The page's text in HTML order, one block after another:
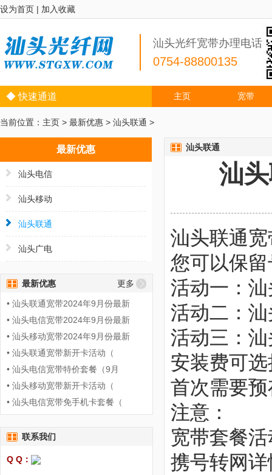
设为首页 | 加入收藏
汕头光纤宽带办理电话
0754-88800135
◆ 快速通道 主页 宽带
当前位置： 主页 > 最新优惠 > 汕头联通 >
最新优惠
汕头电信
汕头移动
汕头联通
汕头广电
最新优惠 更多
• 汕头联通宽带2024年9月份最新
• 汕头电信宽带2024年9月份最新
• 汕头移动宽带2024年9月份最新
• 汕头联通宽带新开卡活动（
• 汕头电信宽带特价套餐（9月
• 汕头移动宽带新开卡活动（
• 汕头电信宽带免手机卡套餐（
联系我们
Q Q：
汕头联通
汕
汕头联通
您可以保
活动一：
活动二：
活动三：
安装费可
首次需要
注意：
宽带套餐
携号转网